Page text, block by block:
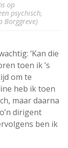
op
psychisch,
Borggreve)
‘Kan die
toen ik ’s
om te
heb ik toen
maar daarna
dirigent
ben ik